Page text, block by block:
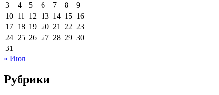
3
4 5 6 7 8
9
10 11 12 13 14 15 16
17 18 19 20 21 22 23
24 25 26 27 28 29 30
31
« Июл
Рубрики